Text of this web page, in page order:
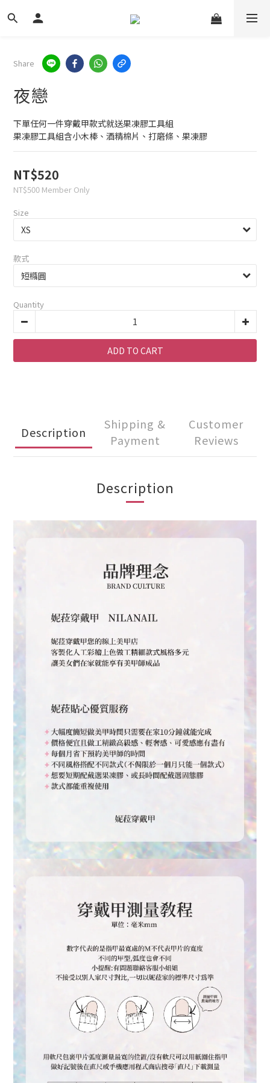
Share
夜戀
下單任何一件穿戴甲款式就送果凍膠工具組
果凍膠工具組含小木棒、酒精棉片、打磨條、果凍膠
NT$520
NT$500 Member Only
Size
款式
Quantity
ADD TO CART
Description
Shipping &
Payment
Customer
Reviews
Description